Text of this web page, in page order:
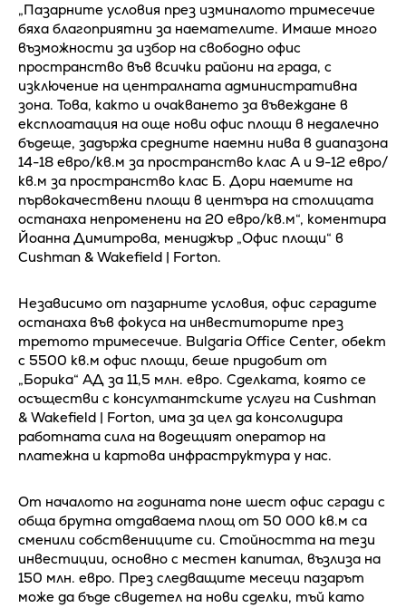
„Пазарните условия през изминалото тримесечие
бяха благоприятни за наемателите. Имаше много
възможности за избор на свободно офис
пространство във всички райони на града, с
изключение на централната административна
зона. Това, както и очакването за въвеждане в
експлоатация на още нови офис площи в недалечно
бъдеще, задържа средните наемни нива в диапазона
14-18 евро/кв.м за пространство клас А и 9-12 евро/
кв.м за пространство клас Б. Дори наемите на
първокачествени площи в центъра на столицата
останаха непроменени на 20 евро/кв.м“, коментира
Йоанна Димитрова, мениджър „Офис площи“ в
Cushman & Wakefield | Forton.
Независимо от пазарните условия, офис сградите
останаха във фокуса на инвеститорите през
третото тримесечие. Bulgaria Office Center, обект
с 5500 кв.м офис площи, беше придобит от
„Борика“ АД за 11,5 млн. евро. Сделката, която се
осъществи с консултантските услуги на Cushman
& Wakefield | Forton, има за цел да консолидира
работната сила на водещият оператор на
платежна и картова инфраструктура у нас.
От началото на годината поне шест офис сгради с
обща брутна отдаваема площ от 50 000 кв.м са
сменили собствениците си. Стойността на тези
инвестиции, основно с местен капитал, възлиза на
150 млн. евро. През следващите месеци пазарът
може да бъде свидетел на нови сделки, тъй като